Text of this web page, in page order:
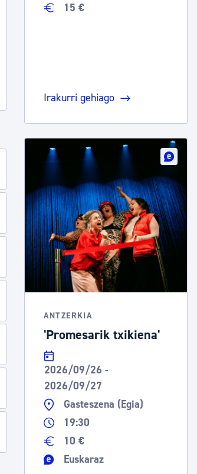
15 €
Irakurri gehiago
ANTZERKIA
'Promesarik txikiena'
2026/09/26 -
2026/09/27
Gasteszena (Egia)
19:30
10 €
Euskaraz